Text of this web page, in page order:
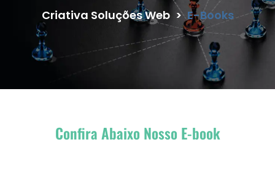
Criativa Soluções Web > E-Books
Confira Abaixo Nosso E-book